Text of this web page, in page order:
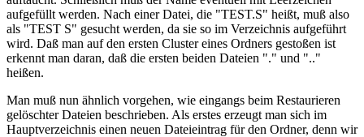
aufgefüllt werden. Nach einer Datei, die "TEST.S" heißt, muß also
als "TEST S" gesucht werden, da sie so im Verzeichnis aufgeführt
wird. Daß man auf den ersten Cluster eines Ordners gestoßen ist
erkennt man daran, daß die ersten beiden Dateien "." und ".."
heißen.
Man muß nun ähnlich vorgehen, wie eingangs beim Restaurieren
gelöschter Dateien beschrieben. Als erstes erzeugt man sich im
Hauptverzeichnis einen neuen Dateieintrag für den Ordner, denn wir